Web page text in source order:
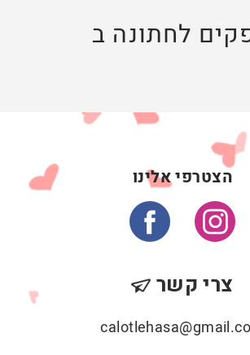
לחתונה ב
הצטרפי אלינו
צרי קשר